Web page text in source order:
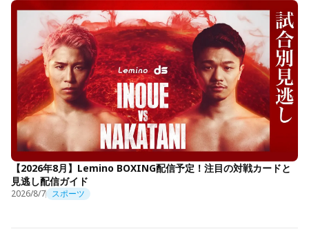
【2026年8月】Lemino BOXING配信予定！注目の対戦カードと
見逃し配信ガイド
2026/8/7 スポーツ